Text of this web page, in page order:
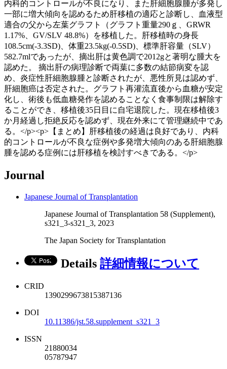
内科的コントロールが不良になり、また肝細胞腺腫が多発し
一部に増大傾向を認めるため肝移植の適応と診断し、血液型
適合の父から左葉グラフト（グラフト重量290ｇ、GRWR
1.17%、GV/SLV 48.8%）を移植した。肝移植時の身長
108.5cm(-3.3SD)、体重23.5kg(-0.5SD)、標準肝容量（SLV）
582.7mlであったが、摘出肝は黄色調で2012gと著明な腫大を
認めた。 摘出肝の病理診断で両葉に多数の結節病変を認
め、炎症性肝細胞腺腫と診断されたが、悪性所見は認めず、
肝細胞癌は否定された。グラフト再灌流直後から血糖が安定
化し、術後も低血糖発作を認めることなく食事制限は解除す
ることができ、移植後35日目に自宅退院した。現在移植後3
か月経過し拒絶反応を認めず、現在外来にて管理継続中であ
る。</p><p>【まとめ】肝移植後の経過は良好であり、内科
的コントロールが不良な症例や多発増大傾向のある肝細胞腺
腫を認める症例には肝移植を検討すべきである。</p>
Journal
Japanese Journal of Transplantation
Japanese Journal of Transplantation 58 (Supplement),
s321_3-s321_3, 2023
The Japan Society for Transplantation
Details 詳細情報について
CRID
1390299673815387136
DOI
10.11386/jst.58.supplement_s321_3
ISSN
21880034
05787947